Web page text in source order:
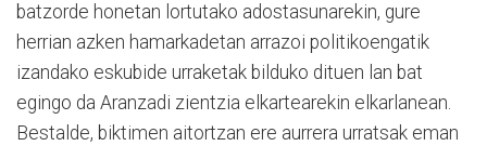
batzorde honetan lortutako adostasunarekin, gure
herrian azken hamarkadetan arrazoi politikoengatik
izandako eskubide urraketak bilduko dituen lan bat
egingo da Aranzadi zientzia elkartearekin elkarlanean.
Bestalde, biktimen aitortzan ere aurrera urratsak eman